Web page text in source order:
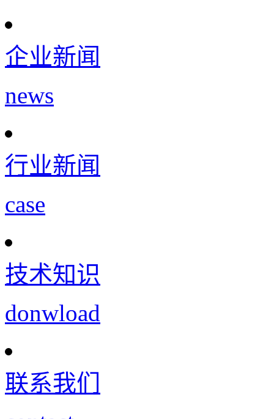
企业新闻
news
行业新闻
case
技术知识
donwload
联系我们